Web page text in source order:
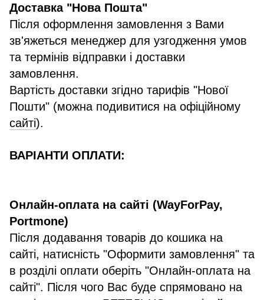
Доставка "Нова Пошта"
Після оформлення замовлення з Вами
зв'яжеться менеджер для узгодження умов
та термінів відправки і доставки
замовлення.
Вартість доставки згідно тарифів "Нової
Пошти" (можна подивитися на офіційному
сайті).
ВАРІАНТИ ОПЛАТИ:
Онлайн-оплата на сайті (WayForPay,
Portmone)
Після додавання товарів до кошика на
сайті, натисність "Оформити замовлення" та
в розділі оплати оберіть "Онлайн-оплата на
сайті". Після чого Вас буде спрямовано на